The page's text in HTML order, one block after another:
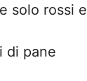
solo rossi e
di pane